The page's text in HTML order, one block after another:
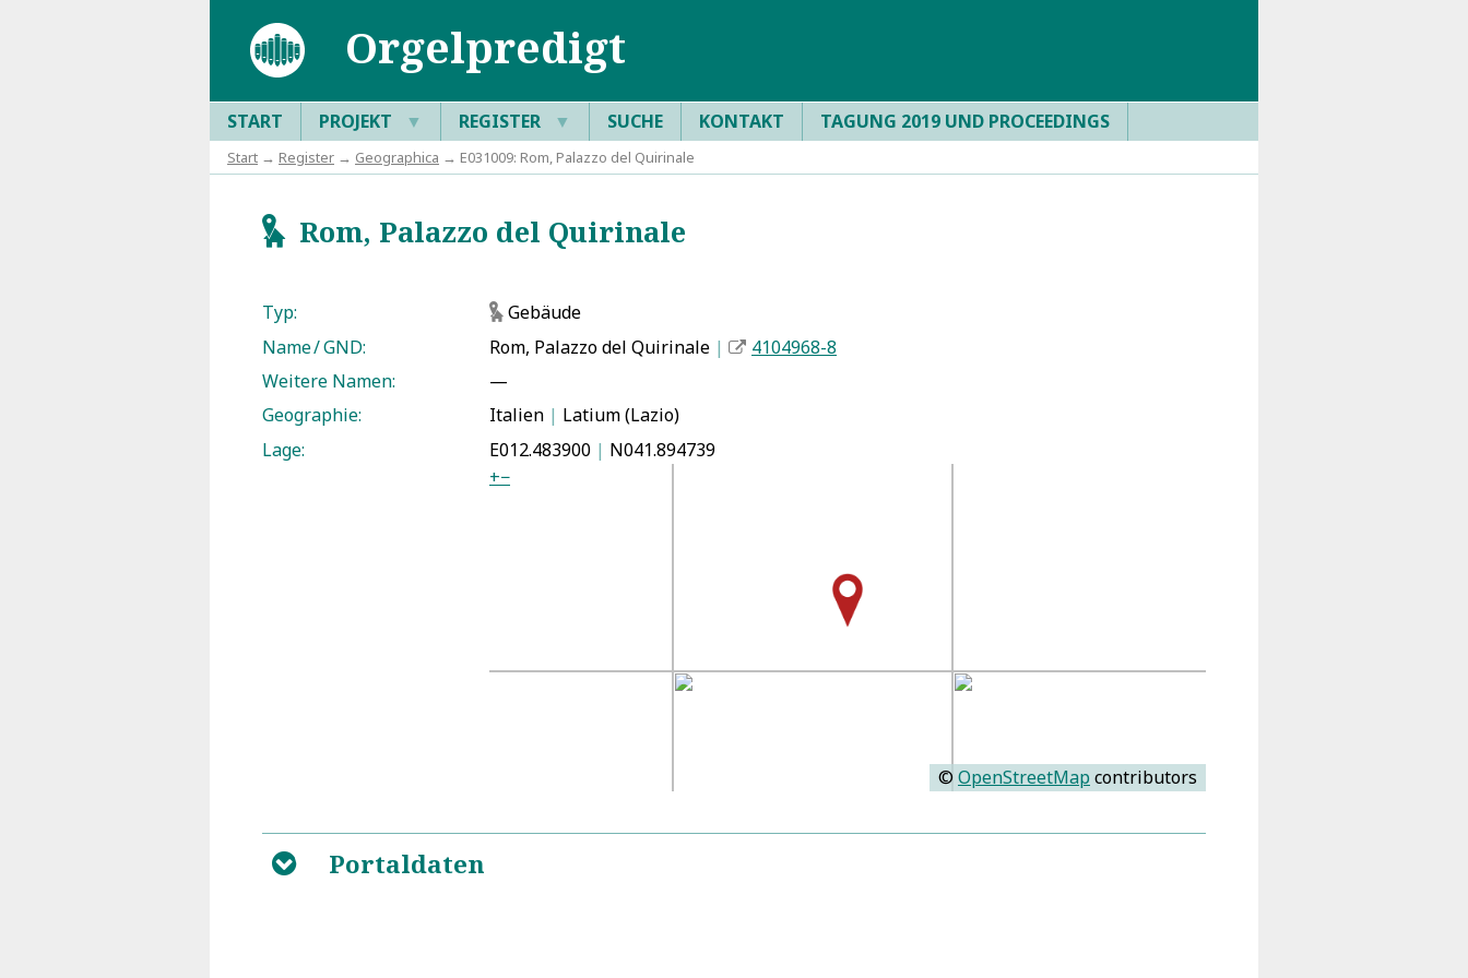
Orgelpredigt
START PROJEKT ▼ REGISTER ▼ SUCHE KONTAKT TAGUNG 2019 UND PROCEEDINGS
Start → Register → Geographica → E031009: Rom, Palazzo del Quirinale
gRom, Palazzo del Quirinale
Typ: g Gebäude
Name / GND:
Rom, Palazzo del Quirinale |
4104968-8
Weitere Namen:
—
Geographie:
Italien | Latium (Lazio)
Lage:
E012.483900 | N041.894739
+−
© OpenStreetMap contributors
B Portaldaten